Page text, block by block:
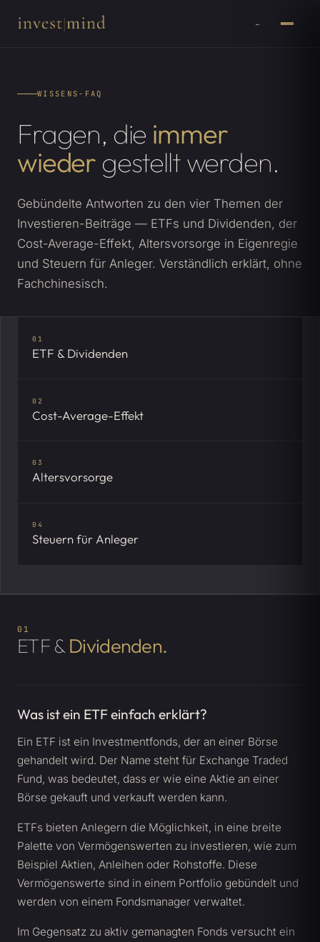
←
WISSENS-FAQ
Fragen, die immer
wieder gestellt werden.
Gebündelte Antworten zu den vier Themen der
Investieren-Beiträge — ETFs und Dividenden, der
Cost-Average-Effekt, Altersvorsorge in Eigenregie
und Steuern für Anleger. Verständlich erklärt, ohne
Fachchinesisch.
01
ETF & Dividenden
02
Cost-Average-Effekt
03
Altersvorsorge
04
Steuern für Anleger
01
ETF & Dividenden.
Was ist ein ETF einfach erklärt?
Ein ETF ist ein Investmentfonds, der an einer Börse
gehandelt wird. Der Name steht für Exchange Traded
Fund, was bedeutet, dass er wie eine Aktie an einer
Börse gekauft und verkauft werden kann.
ETFs bieten Anlegern die Möglichkeit, in eine breite
Palette von Vermögenswerten zu investieren, wie zum
Beispiel Aktien, Anleihen oder Rohstoffe. Diese
Vermögenswerte sind in einem Portfolio gebündelt und
werden von einem Fondsmanager verwaltet.
Im Gegensatz zu aktiv gemanagten Fonds versucht ein